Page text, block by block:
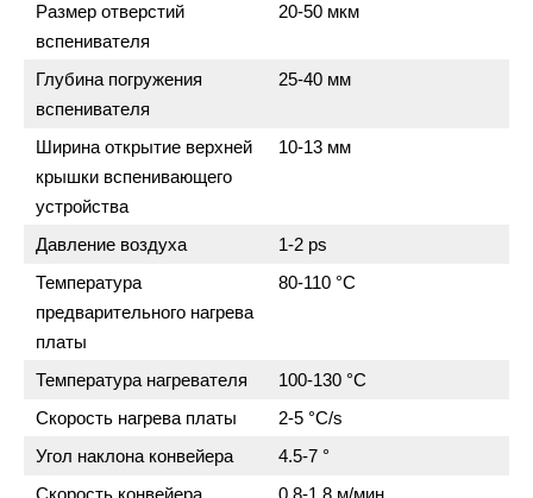
Размер отверстий
вспенивателя
20-50 мкм
Глубина погружения
вспенивателя
25-40 мм
Ширина открытие верхней
крышки вспенивающего
устройства
10-13 мм
Давление воздуха
1-2 ps
Температура
предварительного нагрева
платы
80-110 °C
Температура нагревателя
100-130 °C
Скорость нагрева платы
2-5 °C/s
Угол наклона конвейера
4.5-7 °